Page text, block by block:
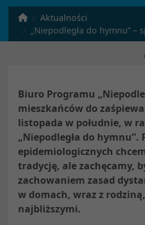
Aktualności
„Niepodległa do hymnu” – spot
Biuro Programu
mieszkańców do
listopada w południe, w
„Niepodległa do hymnu”.
epidemiologicznych
tradycję, ale zachęcamy,
zachowaniem zasad
w domach, wraz z
najbliższymi.